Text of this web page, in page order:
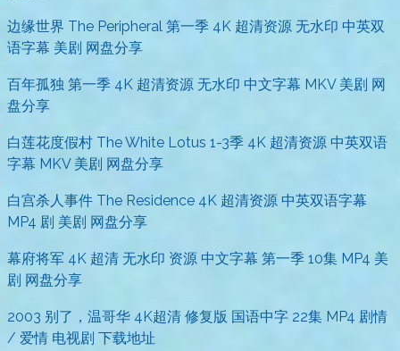
边缘世界 The Peripheral 第一季 4K 超清资源 无水印 中英双
语字幕 美剧 网盘分享
百年孤独 第一季 4K 超清资源 无水印 中文字幕 MKV 美剧 网
盘分享
白莲花度假村 The White Lotus 1-3季 4K 超清资源 中英双语
字幕 MKV 美剧 网盘分享
白宫杀人事件 The Residence 4K 超清资源 中英双语字幕
MP4 剧 美剧 网盘分享
幕府将军 4K 超清 无水印 资源 中文字幕 第一季 10集 MP4 美
剧 网盘分享
2003 别了，温哥华 4K超清 修复版 国语中字 22集 MP4 剧情
/ 爱情 电视剧 下载地址